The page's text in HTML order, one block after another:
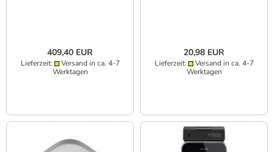
409,40 EUR
Lieferzeit:
Versand in ca. 4-7
Werktagen
20,98 EUR
Lieferzeit:
Versand in ca. 4-7
Werktagen